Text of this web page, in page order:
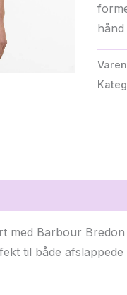
med Barbour
til både